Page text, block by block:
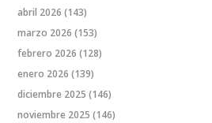
abril 2026 (143)
marzo 2026 (153)
febrero 2026 (128)
enero 2026 (139)
diciembre 2025 (146)
noviembre 2025 (146)